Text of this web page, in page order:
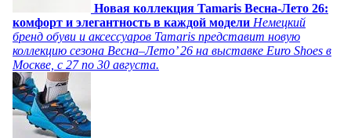
Новая коллекция Tamaris Весна-Лето 26:
комфорт и элегантность в каждой модели Немецкий
бренд обуви и аксессуаров Tamaris представит новую
коллекцию сезона Весна–Лето’ 26 на выставке Euro Shoes в
Москве, с 27 по 30 августа.